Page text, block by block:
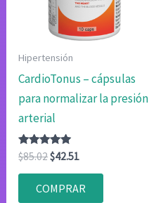
Hipertensión
CardioTonus – cápsulas
para normalizar la presión
arterial
Valorado
con
4.80
de 5
$85.02El
original
era:
$42.51
actual
es:
COMPRAR